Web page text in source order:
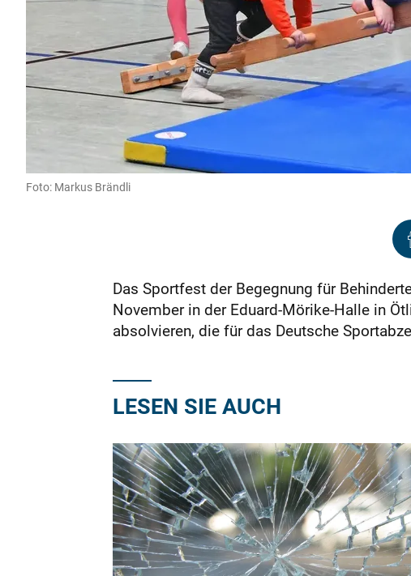
Foto: Markus Brändli
Das Sportfest der Begegnung für
November in der Eduard-Mörike-Halle in
absolvieren, die für das Deutsche
LESEN SIE AUCH